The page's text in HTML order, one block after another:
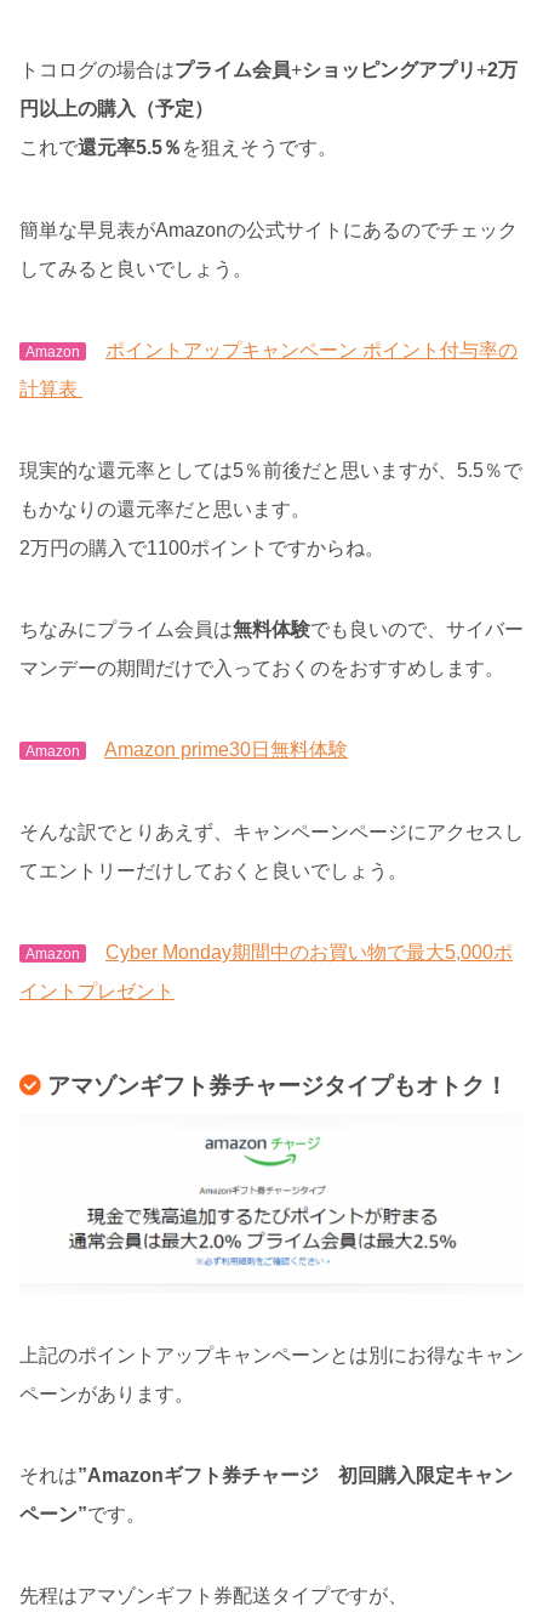
トコログの場合はプライム会員+ショッピングアプリ+2万
円以上の購入（予定）
これで還元率5.5％ を狙えそうです。
簡単な早見表がAmazonの公式サイトにあるのでチェック
してみると良いでしょう。
Amazon
ポイントアップキャンペーン ポイント付与率の
計算表
現実的な還元率としては5％前後だと思いますが、5.5％で
もかなりの還元率だと思います。
2万円の購入で1100ポイントですからね。
ちなみにプライム会員は無料体験でも良いので、サイバー
マンデーの期間だけで入っておくのをおすすめします。
Amazon Amazon prime30日無料体験
そんな訳でとりあえず、キャンペーンページにアクセスし
てエントリーだけしておくと良いでしょう。
Amazon
Cyber Monday期間中のお買い物で最大5,000ポ
イントプレゼント
アマゾンギフト券チャージタイプもオトク！
上記のポイントアップキャンペーンとは別にお得なキャン
ペーンがあります。
それは”Amazonギフト券チャージ 初回購入限定キャン
ペーン”です。
先程はアマゾンギフト券配送タイプですが、